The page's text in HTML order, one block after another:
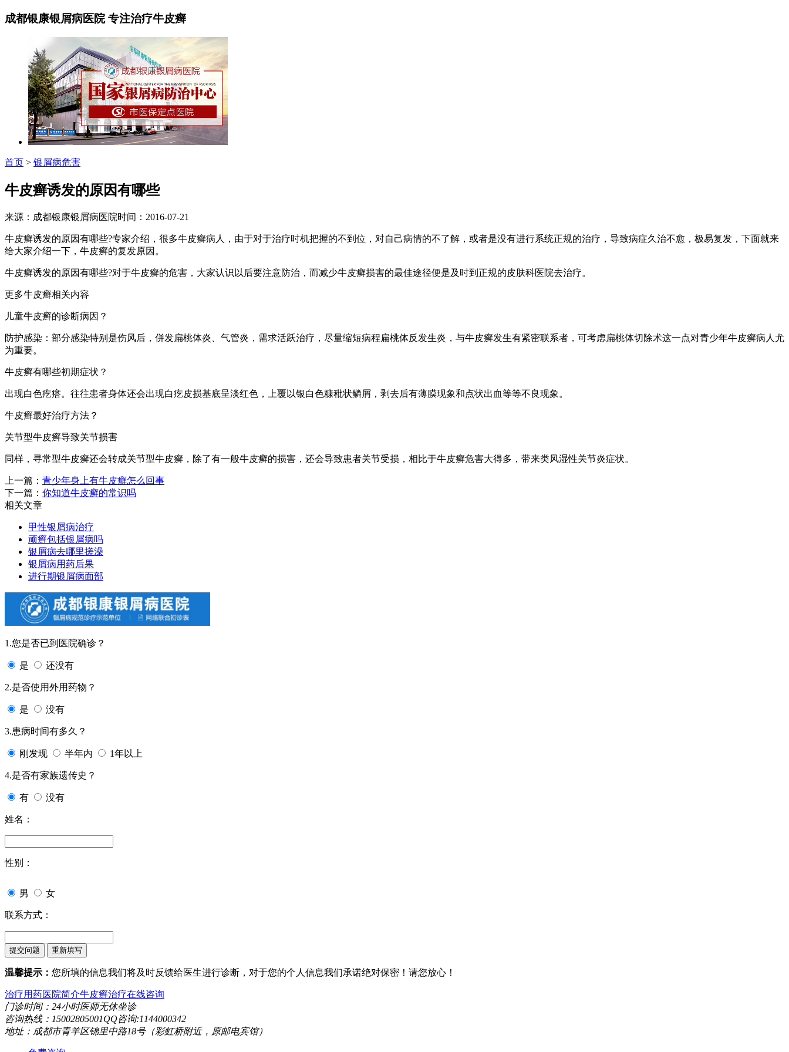
成都银康银屑病医院 专注治疗牛皮癣
首页 > 银屑病危害
牛皮癣诱发的原因有哪些
来源：成都银康银屑病医院时间：2016-07-21
牛皮癣诱发的原因有哪些?专家介绍，很多牛皮癣病人，由于对于治疗时机把握的不到位，对自己病情的不了解，或者是没有进行系统正规的治疗，导致病症久治不愈，极易复发，下面就来
给大家介绍一下，牛皮癣的复发原因。
牛皮癣诱发的原因有哪些?对于牛皮癣的危害，大家认识以后要注意防治，而减少牛皮癣损害的最佳途径便是及时到正规的皮肤科医院去治疗。
更多牛皮癣相关内容
儿童牛皮癣的诊断病因？
防护感染：部分感染特别是伤风后，併发扁桃体炎、气管炎，需求活跃治疗，尽量缩短病程扁桃体反发生炎，与牛皮癣发生有紧密联系者，可考虑扁桃体切除术这一点对青少年牛皮癣病人尤
为重要。
牛皮癣有哪些初期症状？
出现白色疙瘩。往往患者身体还会出现白疙皮损基底呈淡红色，上覆以银白色糠秕状鳞屑，剥去后有薄膜现象和点状出血等等不良现象。
牛皮癣最好治疗方法？
关节型牛皮癣导致关节损害
同样，寻常型牛皮癣还会转成关节型牛皮癣，除了有一般牛皮癣的损害，还会导致患者关节受损，相比于牛皮癣危害大得多，带来类风湿性关节炎症状。
上一篇： 青少年身上有牛皮癣怎么回事
下一篇： 你知道牛皮癣的常识吗
相关文章
甲性银屑病治疗
顽癣包括银屑病吗
银屑病去哪里搓澡
银屑病用药后果
进行期银屑病面部
1.您是否已到医院确诊？
是 还没有
2.是否使用外用药物？
是 没有
3.患病时间有多久？
刚发现 半年内 1年以上
4.是否有家族遗传史？
有 没有
姓名：
性别：
男 女
联系方式：
温馨提示： 您所填的信息我们将及时反馈给医生进行诊断，对于您的个人信息我们承诺绝对保密！请您放心！
治疗用药医院简介牛皮癣治疗在线咨询
门诊时间：24小时医师无休坐诊
咨询热线：15002805001QQ咨询:1144000342
地址：成都市青羊区锦里中路18号（彩虹桥附近，原邮电宾馆）